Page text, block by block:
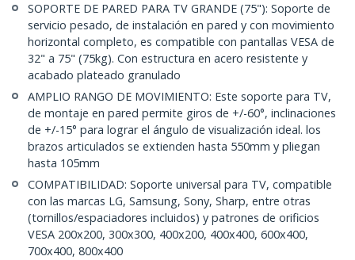
SOPORTE DE PARED PARA TV GRANDE (75"): Soporte de
servicio pesado, de instalación en pared y con movimiento
horizontal completo, es compatible con pantallas VESA de
32" a 75" (75kg). Con estructura en acero resistente y
acabado plateado granulado
AMPLIO RANGO DE MOVIMIENTO: Este soporte para TV,
de montaje en pared permite giros de +/-60°, inclinaciones
de +/-15° para lograr el ángulo de visualización ideal. los
brazos articulados se extienden hasta 550mm y pliegan
hasta 105mm
COMPATIBILIDAD: Soporte universal para TV, compatible
con las marcas LG, Samsung, Sony, Sharp, entre otras
(tornillos/espaciadores incluidos) y patrones de orificios
VESA 200x200, 300x300, 400x200, 400x400, 600x400,
700x400, 800x400